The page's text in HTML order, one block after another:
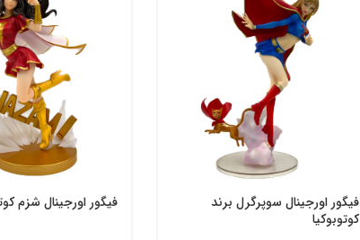
فیگور اورجینال سوپرگرل برند
کوتوبوکیا
فیگور اورجینال شزم